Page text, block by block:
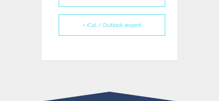
+ iCal / Outlook export